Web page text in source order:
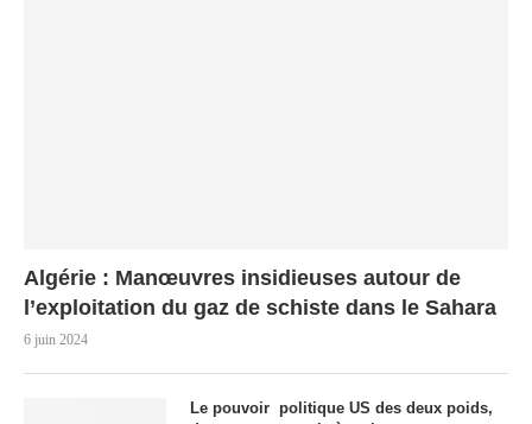
Algérie : Manœuvres insidieuses autour de
l’exploitation du gaz de schiste dans le Sahara
6 juin 2024
Le pouvoir politique US des deux poids,